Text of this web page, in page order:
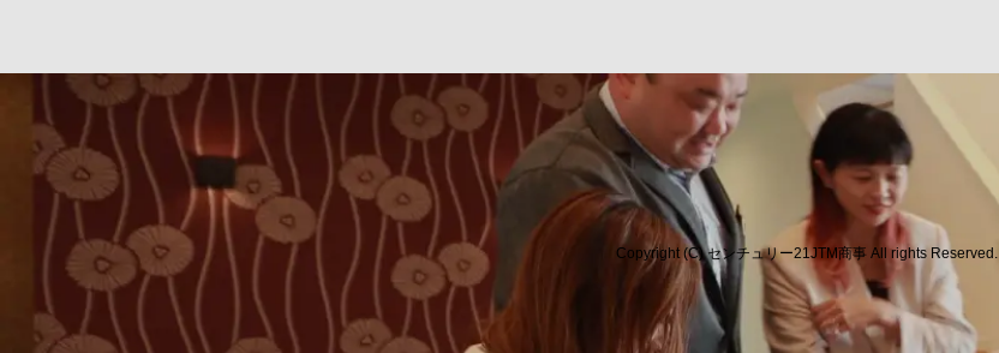
Copyright (C) センチュリー21JTM商事 All rights Reserved.